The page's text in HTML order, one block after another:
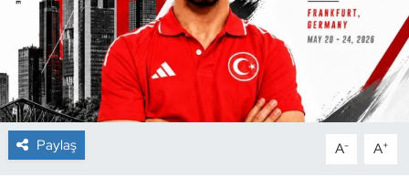
Paylaş A- A+
Cimnastik
Curling
Dağcılık